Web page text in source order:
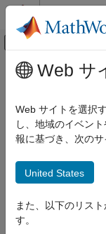
コンテンツへスキップ
オフキャ
ドキュメンテーションの
Wavelet Toolbox
信号およびイメージのた
項目一覧
説明
メインコンテンツ
ラベル付き信号
説明
共に保存します。
ルの定義を作成し
Web サ
Web サイトを選択
し、地域のイベン
報に基づき、次の
United States
また、以下のリス
す。